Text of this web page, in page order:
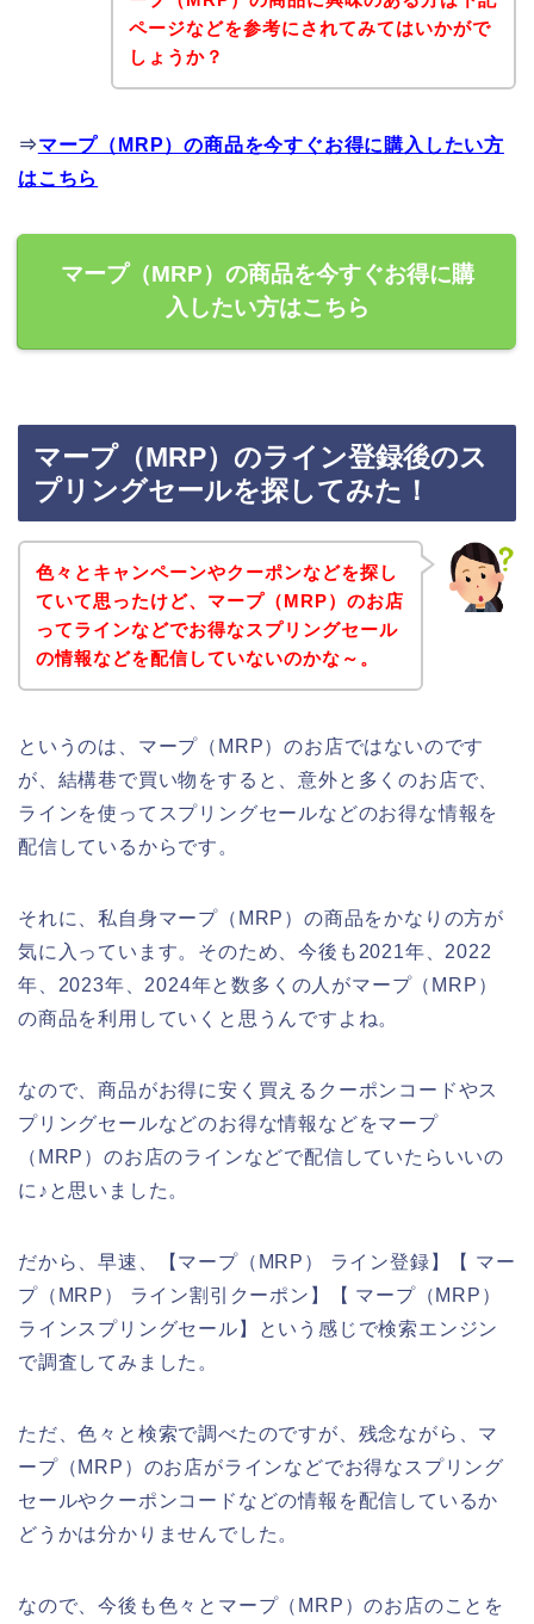
ページなどを参考にされてみてはいかがで
しょうか？
⇒マープ（MRP）の商品を今すぐお得に購入したい方
はこちら
マープ（MRP）の商品を今すぐお得に購
入したい方はこちら
マープ（MRP）のライン登録後のス
プリングセールを探してみた！
色々とキャンペーンやクーポンなどを探し
ていて思ったけど、マープ（MRP）のお店
ってラインなどでお得なスプリングセール
の情報などを配信していないのかな～。
というのは、マープ（MRP）のお店ではないのです
が、結構巷で買い物をすると、意外と多くのお店で、
ラインを使ってスプリングセールなどのお得な情報を
配信しているからです。
それに、私自身マープ（MRP）の商品をかなりの方が
気に入っています。そのため、今後も2021年、2022
年、2023年、2024年と数多くの人がマープ（MRP）
の商品を利用していくと思うんですよね。
なので、商品がお得に安く買えるクーポンコードやス
プリングセールなどのお得な情報などをマープ
（MRP）のお店のラインなどで配信していたらいいの
に♪と思いました。
だから、早速、【マープ（MRP） ライン登録】【 マー
プ（MRP） ライン割引クーポン】【 マープ（MRP）
ラインスプリングセール】という感じで検索エンジン
で調査してみました。
ただ、色々と検索で調べたのですが、残念ながら、マ
ープ（MRP）のお店がラインなどでお得なスプリング
セールやクーポンコードなどの情報を配信しているか
どうかは分かりませんでした。
なので、今後も色々とマープ（MRP）のお店のことを